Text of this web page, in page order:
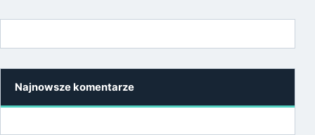
Najnowsze komentarze